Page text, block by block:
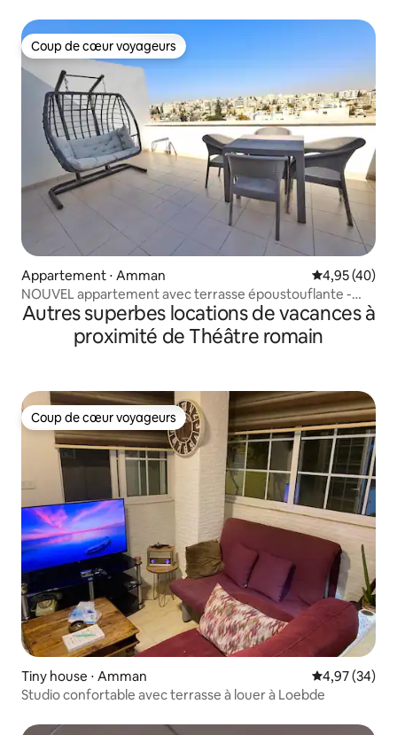
Coup de cœur voyageurs
Coup de cœur voyageurs
Appartement ⋅ Amman Évaluation
4,95 (40)
NOUVEL appartement avec terrasse époustouflante -
weibdeh 2
Autres superbes locations de vacances à
proximité de Théâtre romain
Coup de cœur voyageurs
Coup de cœur voyageurs
Tiny house ⋅ Amman Évaluation
4,97 (34)
Studio confortable avec terrasse à louer à Loebde